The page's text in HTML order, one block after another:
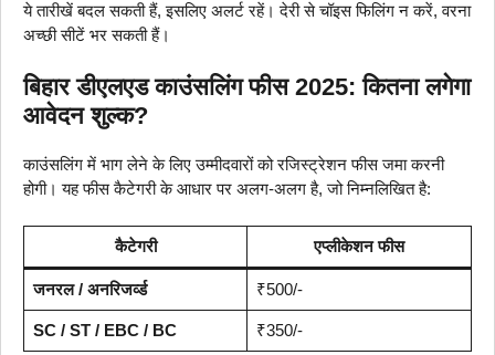
ये तारीखें बदल सकती हैं, इसलिए अलर्ट रहें। देरी से चॉइस फिलिंग न करें, वरना
अच्छी सीटें भर सकती हैं।
बिहार डीएलएड काउंसलिंग फीस 2025: कितना लगेगा
आवेदन शुल्क?
काउंसलिंग में भाग लेने के लिए उम्मीदवारों को रजिस्ट्रेशन फीस जमा करनी
होगी। यह फीस कैटेगरी के आधार पर अलग-अलग है, जो निम्नलिखित है:
कैटेगरी एप्लीकेशन फीस
जनरल / अनरिजर्व्ड ₹500/-
SC / ST / EBC / BC ₹350/-